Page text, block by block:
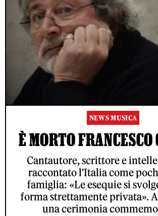
NEWS MUSICA
È MORTO
Cantautore, scrittore e
raccontato l'Italia come
famiglia: «Le esequie si
forma strettamente privata».
una cerimonia